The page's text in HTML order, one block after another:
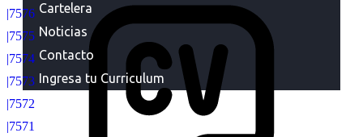
Cartelera
Noticias
Contacto
Ingresa tu Curriculum
|7576
|7575
|7574
|7573
|7572
|7571